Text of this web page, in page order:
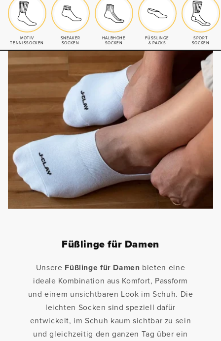
MOTIV
TENNISSOCKEN
SNEAKER
SOCKEN
HALBHOHE
SOCKEN
FÜSSLINGE
& PACKS
SPORT
SOCKEN
Füßlinge für Damen
Unsere Füßlinge für Damen bieten eine
ideale Kombination aus Komfort, Passform
und einem unsichtbaren Look im Schuh. Die
leichten Socken sind speziell dafür
entwickelt, im Schuh kaum sichtbar zu sein
und gleichzeitig den ganzen Tag über ein